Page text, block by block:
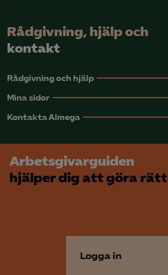
Rådgivning, hjälp och
kontakt
Rådgivning och hjälp
Mina sidor
Kontakta Almega
Arbetsgivarguiden
hjälper dig att göra rätt
Logga in